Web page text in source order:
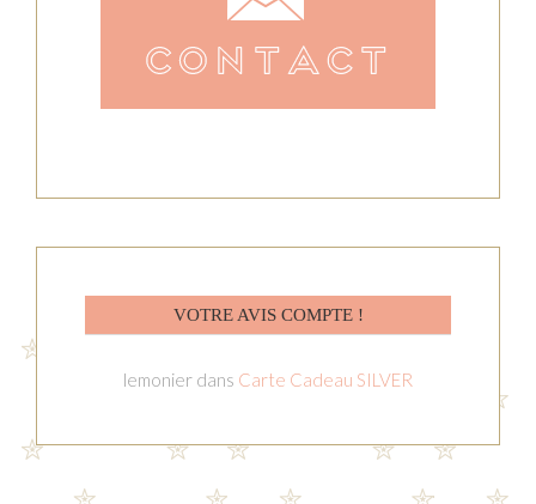
VOTRE AVIS COMPTE !
lemonier dans Carte Cadeau SILVER